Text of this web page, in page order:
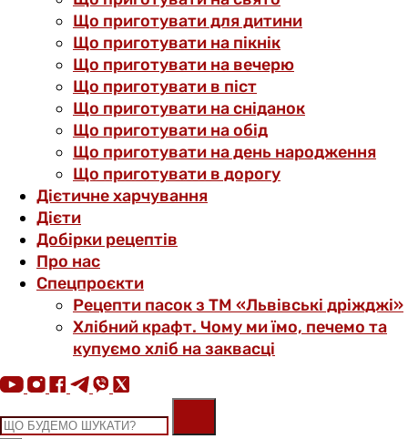
Що приготувати для дитини
Що приготувати на пікнік
Що приготувати на вечерю
Що приготувати в піст
Що приготувати на сніданок
Що приготувати на обід
Що приготувати на день народження
Що приготувати в дорогу
Дієтичне харчування
Дієти
Добірки рецептів
Про нас
Спецпроєкти
Рецепти пасок з ТМ «Львівські дріжджі»
Хлібний крафт. Чому ми їмо, печемо та
купуємо хліб на заквасці